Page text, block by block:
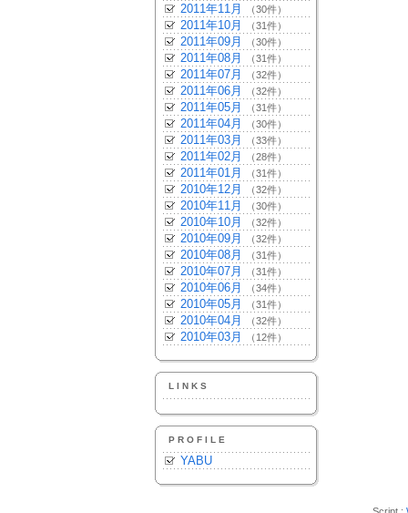
2011年11月 （30件）
2011年10月 （31件）
2011年09月 （30件）
2011年08月 （31件）
2011年07月 （32件）
2011年06月 （32件）
2011年05月 （31件）
2011年04月 （30件）
2011年03月 （33件）
2011年02月 （28件）
2011年01月 （31件）
2010年12月 （32件）
2010年11月 （30件）
2010年10月 （32件）
2010年09月 （32件）
2010年08月 （31件）
2010年07月 （31件）
2010年06月 （34件）
2010年05月 （31件）
2010年04月 （32件）
2010年03月 （12件）
LINKS
PROFILE
YABU